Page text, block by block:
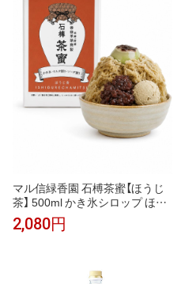
マル信緑香園 石榑茶蜜【ほうじ
茶】 500ml かき氷シロップ ほう
じ茶シロップ 茶蜜 ほうじ茶ラテ
牛乳割り アイス・コーヒーゼリ
2,080円